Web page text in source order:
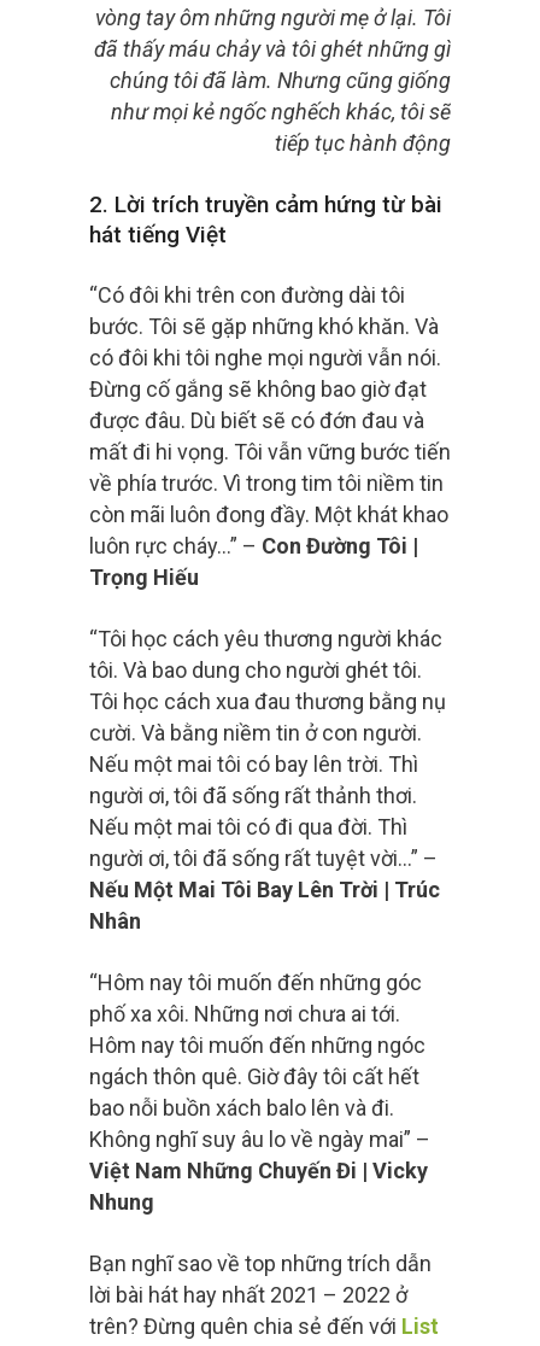
vòng tay ôm những người mẹ ở lại. Tôi
đã thấy máu chảy và tôi ghét những gì
chúng tôi đã làm. Nhưng cũng giống
như mọi kẻ ngốc nghếch khác, tôi sẽ
tiếp tục hành động
2. Lời trích truyền cảm hứng từ bài
hát tiếng Việt
“Có đôi khi trên con đường dài tôi
bước. Tôi sẽ gặp những khó khăn. Và
có đôi khi tôi nghe mọi người vẫn nói.
Đừng cố gắng sẽ không bao giờ đạt
được đâu. Dù biết sẽ có đớn đau và
mất đi hi vọng. Tôi vẫn vững bước tiến
về phía trước. Vì trong tim tôi niềm tin
còn mãi luôn đong đầy. Một khát khao
luôn rực cháy…” – Con Đường Tôi |
Trọng Hiếu
“Tôi học cách yêu thương người khác
tôi. Và bao dung cho người ghét tôi.
Tôi học cách xua đau thương bằng nụ
cười. Và bằng niềm tin ở con người.
Nếu một mai tôi có bay lên trời. Thì
người ơi, tôi đã sống rất thảnh thơi.
Nếu một mai tôi có đi qua đời. Thì
người ơi, tôi đã sống rất tuyệt vời…” –
Nếu Một Mai Tôi Bay Lên Trời | Trúc
Nhân
“Hôm nay tôi muốn đến những góc
phố xa xôi. Những nơi chưa ai tới.
Hôm nay tôi muốn đến những ngóc
ngách thôn quê. Giờ đây tôi cất hết
bao nỗi buồn xách balo lên và đi.
Không nghĩ suy âu lo về ngày mai” –
Việt Nam Những Chuyến Đi | Vicky
Nhung
Bạn nghĩ sao về top những trích dẫn
lời bài hát hay nhất 2021 – 2022 ở
trên? Đừng quên chia sẻ đến với List